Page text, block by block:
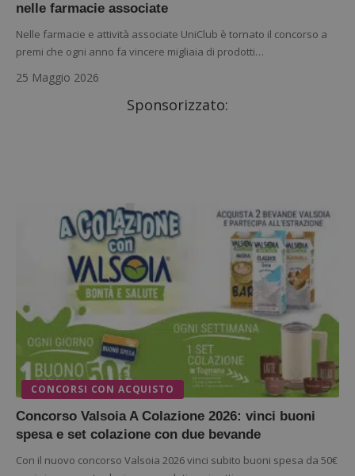
nelle farmacie associate
Nelle farmacie e attività associate UniClub è tornato il concorso a
premi che ogni anno fa vincere migliaia di prodotti…
25 Maggio 2026
Sponsorizzato:
CONCORSI CON ACQUISTO
Concorso Valsoia A Colazione 2026: vinci buoni
spesa e set colazione con due bevande
Con il nuovo concorso Valsoia 2026 vinci subito buoni spesa da 50€